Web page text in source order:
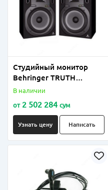
Студийный монитор
Behringer TRUTH
B3031A
В наличии
от2 502 284 сум
Узнать цену Написать